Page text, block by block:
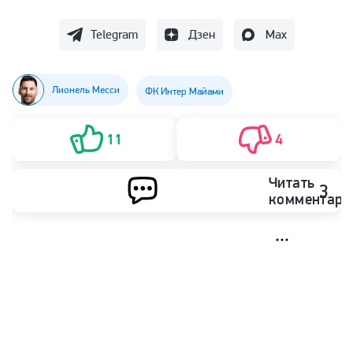
Telegram Дзен Max
Лионель Месси ФК Интер Майами
11 4
Читать 3